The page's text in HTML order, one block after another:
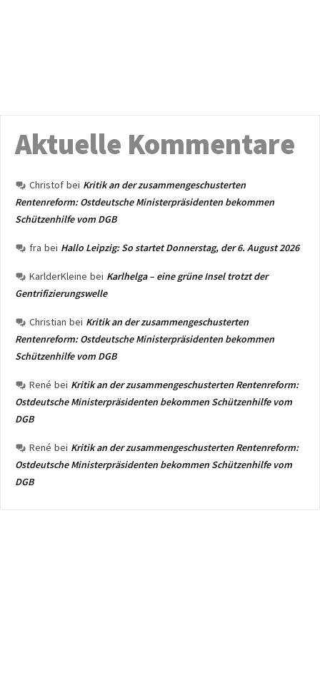
Aktuelle Kommentare
Christof bei Kritik an der zusammengeschusterten
Rentenreform: Ostdeutsche Ministerpräsidenten bekommen
Schützenhilfe vom DGB
fra bei Hallo Leipzig: So startet Donnerstag, der 6. August 2026
KarlderKleine bei Karlhelga – eine grüne Insel trotzt der
Gentrifizierungswelle
Christian bei Kritik an der zusammengeschusterten
Rentenreform: Ostdeutsche Ministerpräsidenten bekommen
Schützenhilfe vom DGB
René bei Kritik an der zusammengeschusterten Rentenreform:
Ostdeutsche Ministerpräsidenten bekommen Schützenhilfe vom
DGB
René bei Kritik an der zusammengeschusterten Rentenreform:
Ostdeutsche Ministerpräsidenten bekommen Schützenhilfe vom
DGB